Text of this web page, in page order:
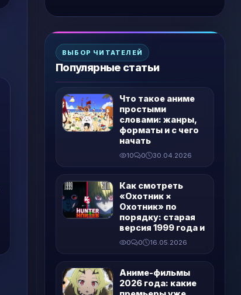
ВЫБОР ЧИТАТЕЛЕЙ
Популярные статьи
Что такое аниме
простыми
словами: жанры,
форматы и с чего
начать
10 0 30.04.2026
Как смотреть
«Охотник ×
Охотник» по
порядку: старая
версия 1999 года и
0 0 16.05.2026
Аниме-фильмы
2026 года: какие